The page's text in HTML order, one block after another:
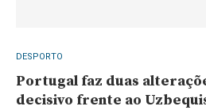
DESPORTO
Portugal faz duas
decisivo frente ao